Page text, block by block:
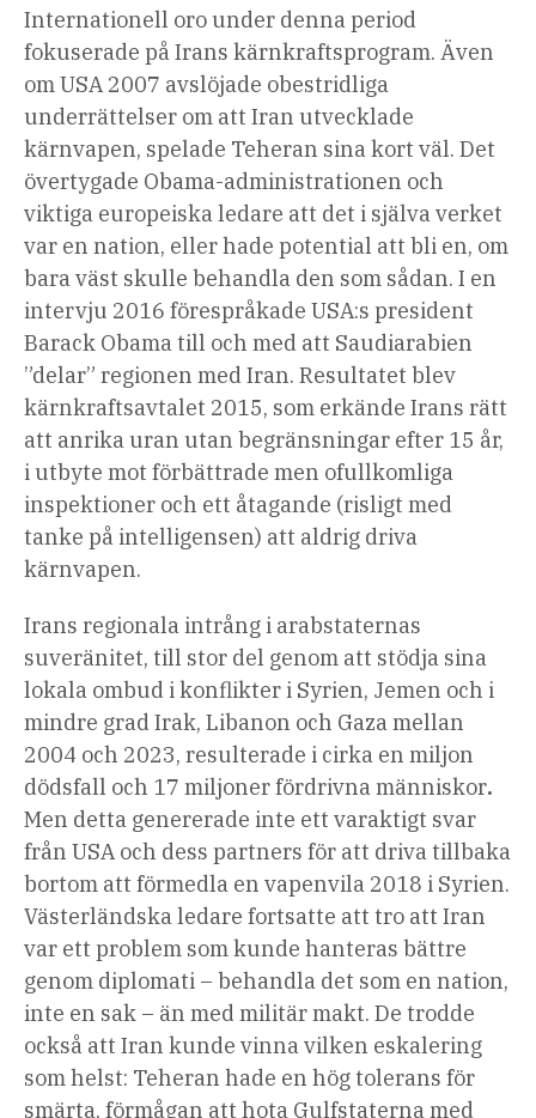
Internationell oro under denna period
fokuserade på Irans kärnkraftsprogram. Även
om USA 2007 avslöjade obestridliga
underrättelser om att Iran utvecklade
kärnvapen, spelade Teheran sina kort väl. Det
övertygade Obama-administrationen och
viktiga europeiska ledare att det i själva verket
var en nation, eller hade potential att bli en, om
bara väst skulle behandla den som sådan. I en
intervju 2016 förespråkade USA:s president
Barack Obama till och med att Saudiarabien
”delar” regionen med Iran. Resultatet blev
kärnkraftsavtalet 2015, som erkände Irans rätt
att anrika uran utan begränsningar efter 15 år,
i utbyte mot förbättrade men ofullkomliga
inspektioner och ett åtagande (risligt med
tanke på intelligensen) att aldrig driva
kärnvapen.
Irans regionala intrång i arabstaternas
suveränitet, till stor del genom att stödja sina
lokala ombud i konflikter i Syrien, Jemen och i
mindre grad Irak, Libanon och Gaza mellan
2004 och 2023, resulterade i cirka en miljon
dödsfall och 17 miljoner fördrivna människor.
Men detta genererade inte ett varaktigt svar
från USA och dess partners för att driva tillbaka
bortom att förmedla en vapenvila 2018 i Syrien.
Västerländska ledare fortsatte att tro att Iran
var ett problem som kunde hanteras bättre
genom diplomati – behandla det som en nation,
inte en sak – än med militär makt. De trodde
också att Iran kunde vinna vilken eskalering
som helst: Teheran hade en hög tolerans för
smärta, förmågan att hota Gulfstaterna med